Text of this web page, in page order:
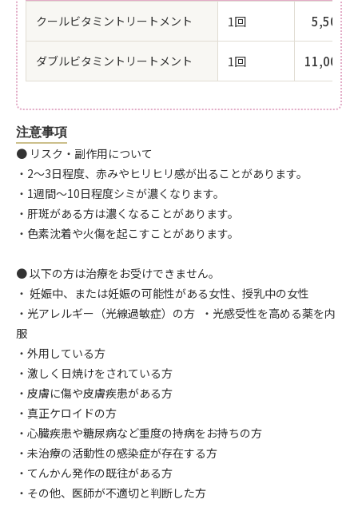
クールビタミントリートメント 1回 5,500
ダブルビタミントリートメント 1回 11,000
注意事項
● リスク・副作用について
・2〜3日程度、赤みやヒリヒリ感が出ることがあります。
・1週間～10日程度シミが濃くなります。
・肝斑がある方は濃くなることがあります。
・色素沈着や火傷を起こすことがあります。
● 以下の方は治療をお受けできません。
・ 妊娠中、または妊娠の可能性がある女性、授乳中の女性
・光アレルギー（光線過敏症）の方 ・光感受性を高める薬を内
服
・外用している方
・激しく日焼けをされている方
・皮膚に傷や皮膚疾患がある方
・真正ケロイドの方
・心臓疾患や糖尿病など重度の持病をお持ちの方
・未治療の活動性の感染症が存在する方
・てんかん発作の既往がある方
・その他、医師が不適切と判断した方